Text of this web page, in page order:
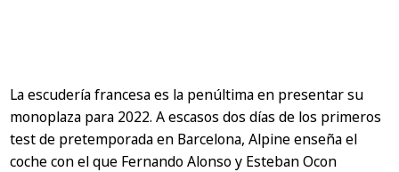
La escudería francesa es la penúltima en presentar su
monoplaza para 2022. A escasos dos días de los primeros
test de pretemporada en Barcelona, Alpine enseña el
coche con el que Fernando Alonso y Esteban Ocon